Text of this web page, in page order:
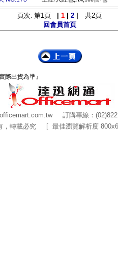
頁次: 第1頁 1 2 共2頁
回會員首頁
際出貨為準』
訂購專線：
，轉載必究 [ 最佳瀏覽解析度